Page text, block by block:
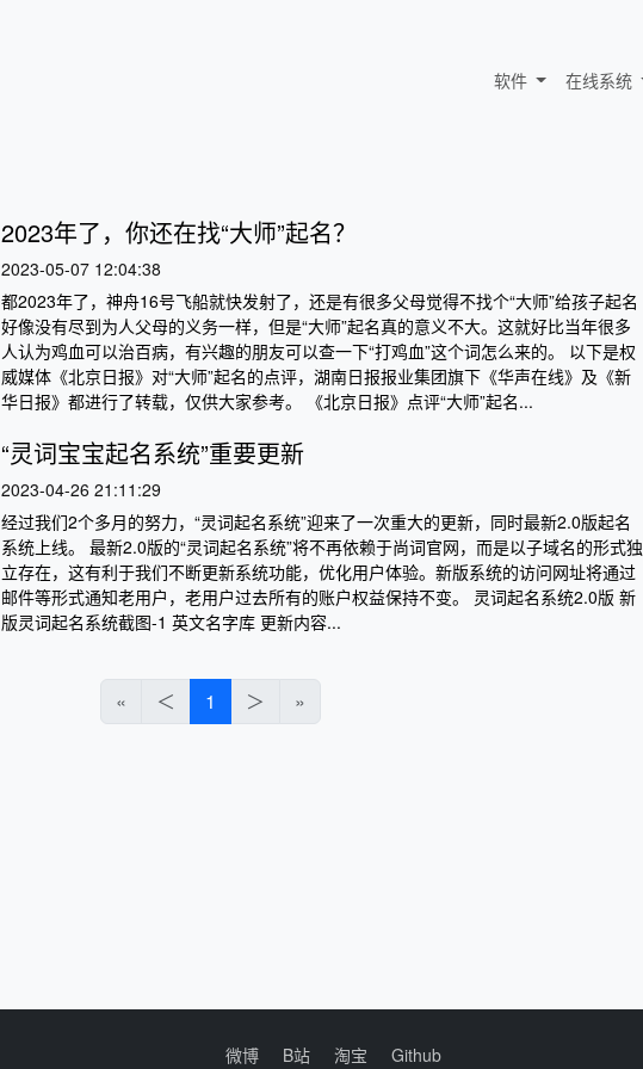
软件 在线系统
2023年了，你还在找“大师”起名？
2023-05-07 12:04:38
都2023年了，神舟16号飞船就快发射了，还是有很多父母觉得不找个“大师”给孩子起名
好像没有尽到为人父母的义务一样，但是“大师”起名真的意义不大。这就好比当年很多
人认为鸡血可以治百病，有兴趣的朋友可以查一下“打鸡血”这个词怎么来的。 以下是权
威媒体《北京日报》对“大师”起名的点评，湖南日报报业集团旗下《华声在线》及《新
华日报》都进行了转载，仅供大家参考。 《北京日报》点评“大师”起名...
“灵词宝宝起名系统”重要更新
2023-04-26 21:11:29
经过我们2个多月的努力，“灵词起名系统”迎来了一次重大的更新，同时最新2.0版起名
系统上线。 最新2.0版的“灵词起名系统”将不再依赖于尚词官网，而是以子域名的形式独
立存在，这有利于我们不断更新系统功能，优化用户体验。新版系统的访问网址将通过
邮件等形式通知老用户，老用户过去所有的账户权益保持不变。 灵词起名系统2.0版 新
版灵词起名系统截图-1 英文名字库 更新内容...
« ＜ 1 ＞ »
微博 B站 淘宝 Github